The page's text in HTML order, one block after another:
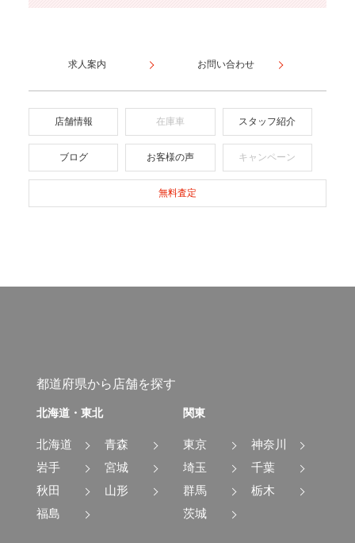
求人案内 お問い合わせ
店舗情報 在庫車 スタッフ紹介
ブログ お客様の声 キャンペーン
無料査定
都道府県から店舗を探す
北海道・東北
北海道
青森
岩手
宮城
秋田
山形
福島
関東
東京
神奈川
埼玉
千葉
群馬
栃木
茨城